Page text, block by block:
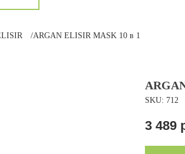
/ARGAN ELISIR MASK 10 в 1
SKU: 712
3 489